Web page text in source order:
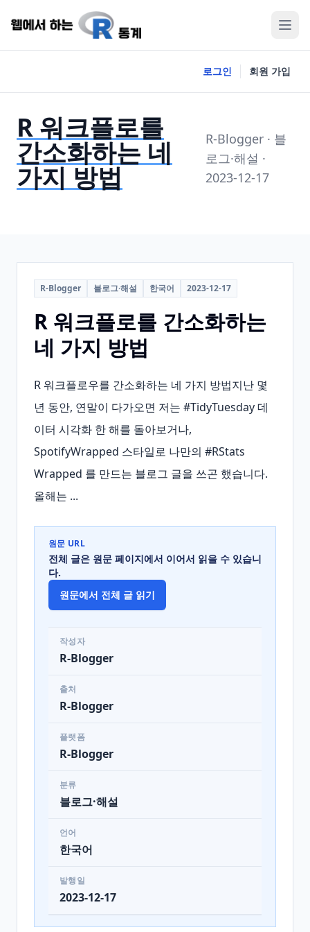
로그인 회원 가입
R 워크플로를
간소화하는 네
가지 방법
R-Blogger · 블
로그·해설 ·
2023-12-17
R-Blogger 블로그·해설 한국어 2023-12-17
R 워크플로를 간소화하는
네 가지 방법
R 워크플로우를 간소화하는 네 가지 방법지난 몇
년 동안, 연말이 다가오면 저는 #TidyTuesday 데
이터 시각화 한 해를 돌아보거나,
SpotifyWrapped 스타일로 나만의 #RStats
Wrapped 를 만드는 블로그 글을 쓰곤 했습니다.
올해는 ...
원문 URL
전체 글은 원문 페이지에서 이어서 읽을 수 있습니
다.
원문에서 전체 글 읽기
작성자
R-Blogger
출처
R-Blogger
플랫폼
R-Blogger
분류
블로그·해설
언어
한국어
발행일
2023-12-17